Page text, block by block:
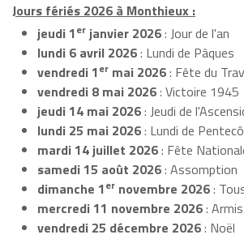
Jours fériés 2026 à Monthieux :
jeudi 1erjanvier 2026: Jour de l'an
lundi 6 avril 2026: Lundi de Pâques
vendredi 1ermai 2026: Fête du
vendredi 8 mai 2026: Victoire 1945
jeudi 14 mai 2026: Jeudi de
lundi 25 mai 2026: Lundi de
mardi 14 juillet 2026: Fête
samedi 15 août 2026: Assomption
dimanche 1ernovembre 2026:
mercredi 11 novembre 2026:
vendredi 25 décembre 2026: Noël